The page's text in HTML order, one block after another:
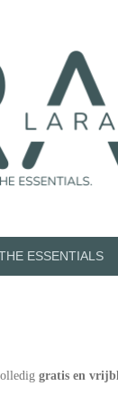
ESSENTIALS
gratis en